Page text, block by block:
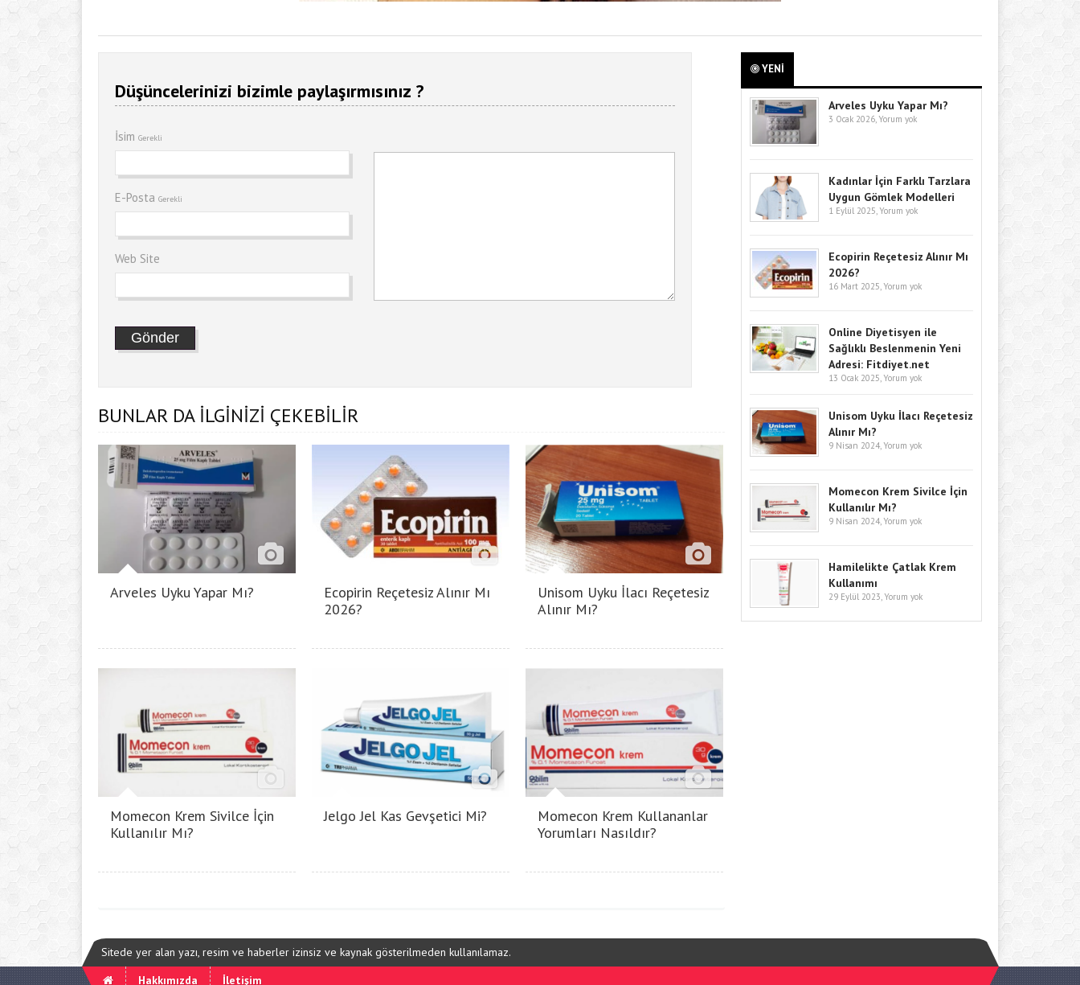
Düşüncelerinizi bizimle paylaşırmısınız ?
İsim Gerekli
E-Posta Gerekli
Web Site
BUNLAR DA İLGİNİZİ ÇEKEBİLİR
Arveles Uyku Yapar Mı?
Ecopirin Reçetesiz Alınır Mı
2026?
Unisom Uyku İlacı Reçetesiz
Alınır Mı?
Momecon Krem Sivilce İçin
Kullanılır Mı?
Jelgo Jel Kas Gevşetici Mi?
Momecon Krem Kullananlar
Yorumları Nasıldır?
YENİ
Arveles Uyku Yapar Mı?
3 Ocak 2026, Yorum yok
Kadınlar İçin Farklı Tarzlara
Uygun Gömlek Modelleri
1 Eylül 2025, Yorum yok
Ecopirin Reçetesiz Alınır Mı
2026?
16 Mart 2025, Yorum yok
Online Diyetisyen ile
Sağlıklı Beslenmenin Yeni
Adresi: Fitdiyet.net
13 Ocak 2025, Yorum yok
Unisom Uyku İlacı Reçetesiz
Alınır Mı?
9 Nisan 2024, Yorum yok
Momecon Krem Sivilce İçin
Kullanılır Mı?
9 Nisan 2024, Yorum yok
Hamilelikte Çatlak Krem
Kullanımı
29 Eylül 2023, Yorum yok
Sitede yer alan yazı, resim ve haberler izinsiz ve kaynak gösterilmeden kullanılamaz.
Hakkımızda
İletişim